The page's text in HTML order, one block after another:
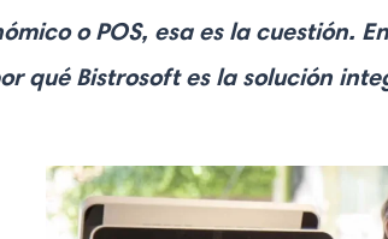
o POS, esa es la cuestión.
qué Bistrosoft es la solución